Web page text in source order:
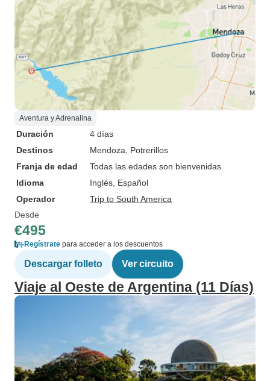
Aventura y Adrenalina
Duración
4 días
Destinos
Mendoza , Potrerillos
Franja de edad
Todas las edades son bienvenidas
Idioma
Inglés, Español
Operador
Trip to South America
Desde
€495
Regístrate para acceder a los descuentos
Descargar folleto Ver circuito
Viaje al Oeste de Argentina (11 Días)